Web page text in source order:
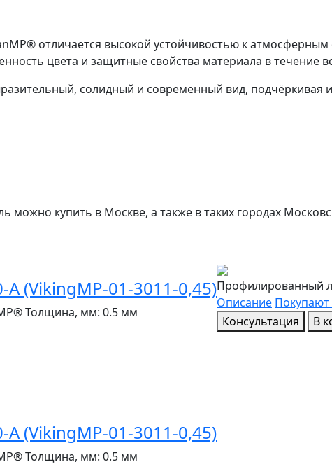
отличается высокой устойчивостью к
цвета и защитные свойства материала в течение
солидный и современный вид, подчёркивая
можно купить в Москве, а также в таких городах
(VikingMP-01-3011-0,45)
Толщина, мм: 0.5 мм
(VikingMP-01-3011-0,45)
Толщина, мм: 0.5 мм
Профилированный
Описание Покупают
Консультация
В